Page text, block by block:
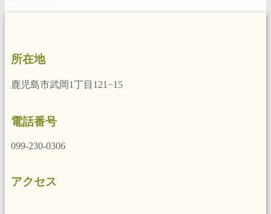
所在地
鹿児島市武岡1丁目121−15
電話番号
099-230-0306
アクセス